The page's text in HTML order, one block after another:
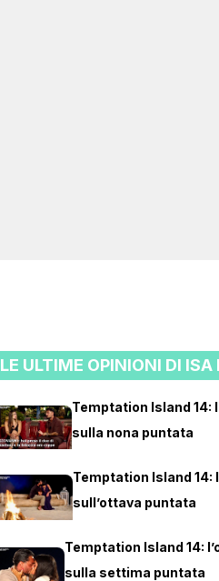
LE ULTIME OPINIONI DI ISA
Temptation Island 14:
sulla nona puntata
Temptation Island 14:
sull’ottava puntata
Temptation Island 14:
sulla settima puntata